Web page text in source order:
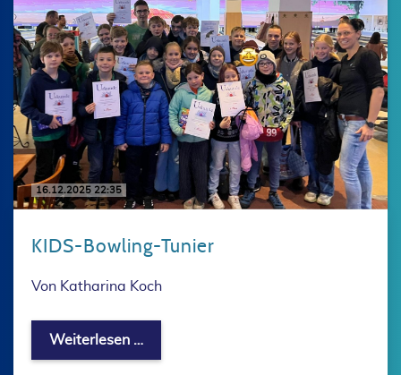
16.12.2025 22:35
KIDS-Bowling-Tunier
Von Katharina Koch
Weiterlesen …